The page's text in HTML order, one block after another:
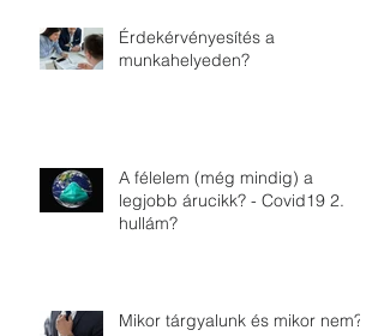
Érdekérvényesítés a
munkahelyeden?
A félelem (még mindig) a
legjobb árucikk? - Covid19 2.
hullám?
Mikor tárgyalunk és mikor nem?